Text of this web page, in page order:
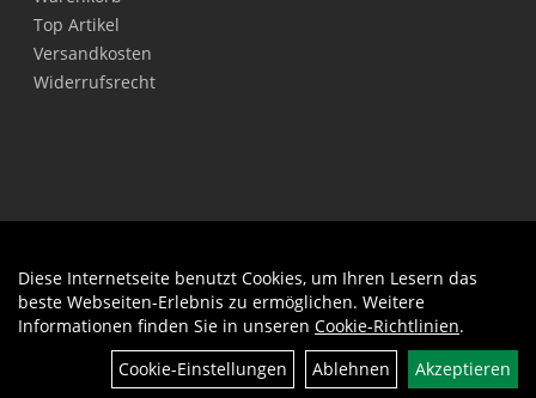
Top Artikel
Versandkosten
Widerrufsrecht
Diese Internetseite benutzt Cookies, um Ihren Lesern das
beste Webseiten-Erlebnis zu ermöglichen. Weitere
Informationen finden Sie in unseren Cookie-Richtlinien.
Cookie-Einstellungen
Ablehnen Akzeptieren
Auftrag widerrufen